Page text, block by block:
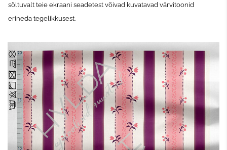
sõltuvalt teie ekraani seadetest võivad kuvatavad värvitoonid
erineda tegelikkusest.